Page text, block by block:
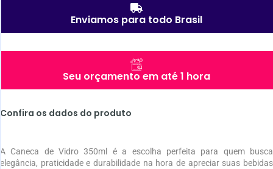
Enviamos para todo Brasil
Seu orçamento em até 1 hora
Confira os dados do produto
A Caneca de Vidro 350ml é a escolha perfeita para quem busca
elegância, praticidade e durabilidade na hora de apreciar suas bebidas